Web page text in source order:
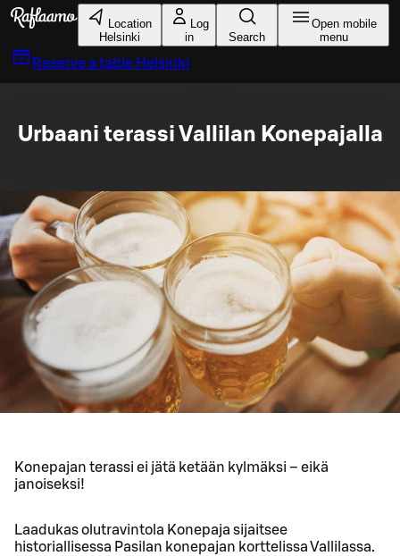
Skip to main content
Location
Helsinki
Log
in
Search
Open mobile
menu
Reserve a table Helsinki
Urbaani terassi Vallilan Konepajalla
Konepajan terassi ei jätä ketään kylmäksi – eikä
janoiseksi!
Laadukas olutravintola Konepaja sijaitsee
historiallisessa Pasilan konepajan korttelissa Vallilassa.